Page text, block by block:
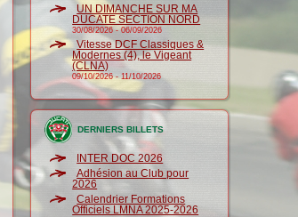
UN DIMANCHE SUR MA
DUCATE SECTION NORD
30/08/2026-06/09/2026
Vitesse DCF Classiques &
Modernes (4), le Vigeant
(CLNA)
09/10/2026-11/10/2026
DERNIERS BILLETS
INTER DOC 2026
Adhésion au Club pour
2026
Calendrier Formations
Officiels LMNA 2025-2026